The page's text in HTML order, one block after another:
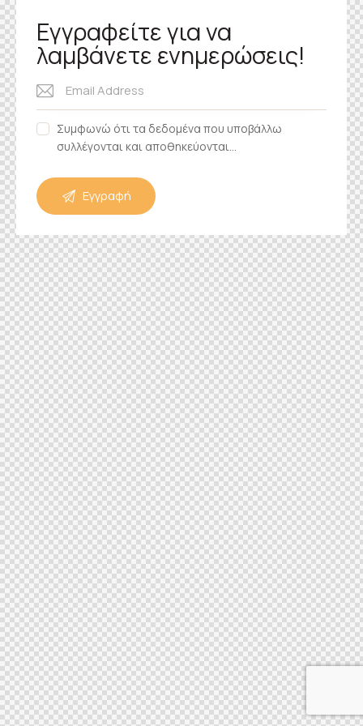
Εγγραφείτε για να
λαμβάνετε ενημερώσεις!
Συμφωνώ ότι τα δεδομένα που υποβάλλω
συλλέγονται και αποθηκεύονται...